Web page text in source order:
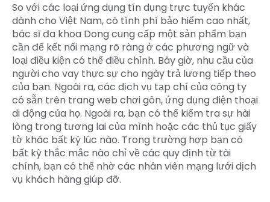
So với các loại ứng dụng tín dụng trực tuyến khác
dành cho Việt Nam, có tính phí bảo hiểm cao nhất,
bác sĩ đa khoa Dong cung cấp một sản phẩm bạn
cần để kết nối mạng rõ ràng ở các phương ngữ và
loại điều kiện có thể điều chỉnh. Bây giờ, nhu cầu của
người cho vay thực sự cho ngày trả lương tiếp theo
của bạn. Ngoài ra, các dịch vụ tạp chí của công ty
có sẵn trên trang web chơi gôn, ứng dụng điện thoại
di động của họ. Ngoài ra, bạn có thể kiểm tra sự hài
lòng trong tương lai của mình hoặc các thủ tục giấy
tờ khác bất kỳ lúc nào. Trong trường hợp bạn có
bất kỳ thắc mắc nào chỉ về các quy định từ tài
chính, bạn có thể nhờ các nhân viên mạng lưới dịch
vụ khách hàng giúp đỡ.